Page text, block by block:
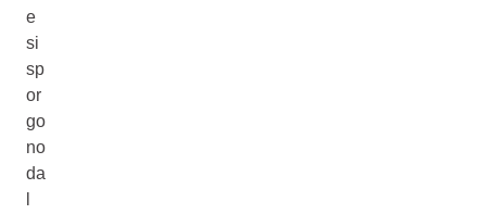
e
si
sp
or
go
no
da